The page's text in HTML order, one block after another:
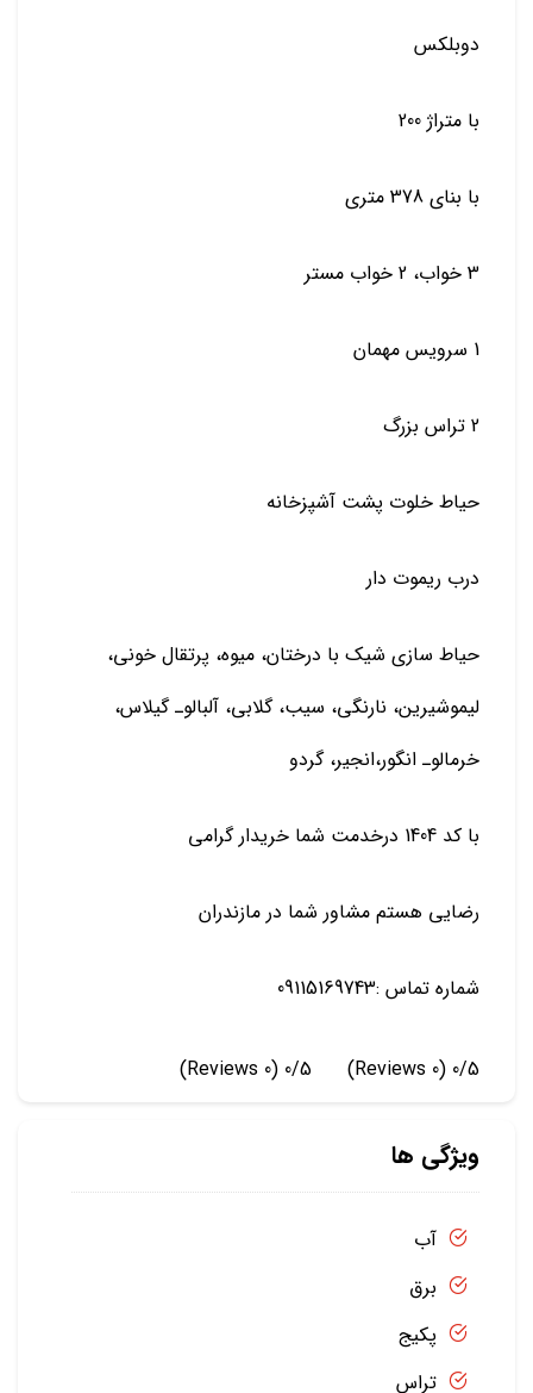
دوبلکس
با متراژ 200
با بنای 378 متری
3 خواب، 2 خواب مستر
1 سرویس مهمان
2 تراس بزرگ
حیاط خلوت پشت آشپزخانه
درب ریموت دار
حیاط سازی شیک با درختان، میوه، پرتقال خونی،
لیموشیرین، نارنگی، سیب، گلابی، آلبالوـ گیلاس،
خرمالوـ انگور،انجیر، گردو
با کد 1404 درخدمت شما خریدار گرامی
رضایی هستم مشاور شما در مازندران
شماره تماس :09115169743
0/5
(0 Reviews)
0/5
(0 Reviews)
ویژگی ها
آب
برق
پکیج
تراس